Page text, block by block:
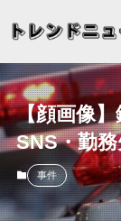
【顔画像
SNS・勤
事件